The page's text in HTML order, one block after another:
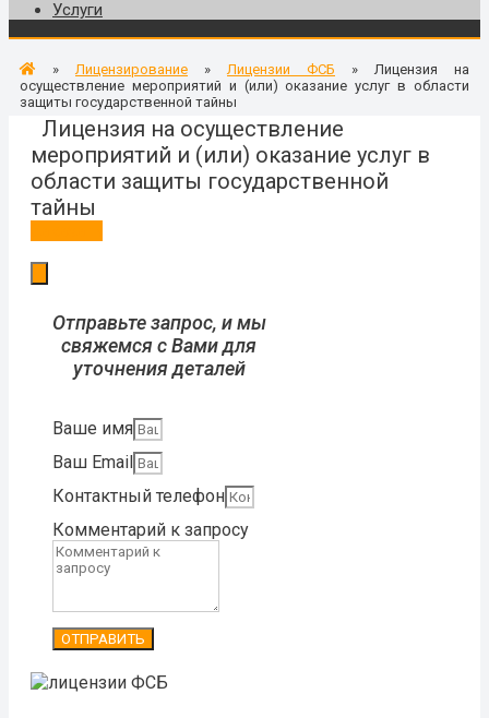
Услуги
» Лицензирование » Лицензии ФСБ » Лицензия на
осуществление мероприятий и (или) оказание услуг в области
защиты государственной тайны
Лицензия на осуществление
мероприятий и (или) оказание услуг в
области защиты государственной
тайны
Отправьте запрос, и мы
свяжемся с Вами для
уточнения деталей
Ваше имя
Ваш Email
Контактный телефон
Комментарий к запросу
ОТПРАВИТЬ